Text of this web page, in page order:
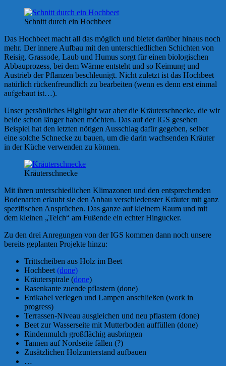
Schnitt durch ein Hochbeet
Das Hochbeet macht all das möglich und bietet darüber hinaus noch
mehr. Der innere Aufbau mit den unterschiedlichen Schichten von
Reisig, Grassode, Laub und Humus sorgt für einen biologischen
Abbauprozess, bei dem Wärme entsteht und so Keimung und
Austrieb der Pflanzen beschleunigt. Nicht zuletzt ist das Hochbeet
natürlich rückenfreundlich zu bearbeiten (wenn es denn erst einmal
aufgebaut ist…).
Unser persönliches Highlight war aber die Kräuterschnecke, die wir
beide schon länger haben möchten. Das auf der IGS gesehen
Beispiel hat den letzten nötigen Ausschlag dafür gegeben, selber
eine solche Schnecke zu bauen, um die darin wachsenden Kräuter
in der Küche verwenden zu können.
Kräuterschnecke
Mit ihren unterschiedlichen Klimazonen und den entsprechenden
Bodenarten erlaubt sie den Anbau verschiedenster Kräuter mit ganz
spezifischen Ansprüchen. Das ganze auf kleinem Raum und mit
dem kleinen „Teich“ am Fußende ein echter Hingucker.
Zu den drei Anregungen von der IGS kommen dann noch unsere
bereits geplanten Projekte hinzu:
Trittscheiben aus Holz im Beet
Hochbeet (done)
Kräuterspirale (done)
Rasenkante zuende pflastern (done)
Erdkabel verlegen und Lampen anschließen (work in
progress)
Terrassen-Niveau ausgleichen und neu pflastern (done)
Beet zur Wasserseite mit Mutterboden auffüllen (done)
Rindenmulch großflächig ausbringen
Tannen auf Nordseite fällen (?)
Zusätzlichen Holzunterstand aufbauen
…